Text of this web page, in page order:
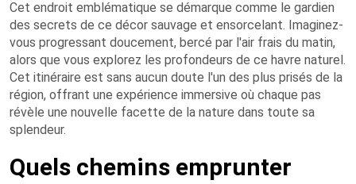
Cet endroit emblématique se démarque comme le gardien
des secrets de ce décor sauvage et ensorcelant. Imaginez-
vous progressant doucement, bercé par l'air frais du matin,
alors que vous explorez les profondeurs de ce havre naturel.
Cet itinéraire est sans aucun doute l'un des plus prisés de la
région, offrant une expérience immersive où chaque pas
révèle une nouvelle facette de la nature dans toute sa
splendeur.
Quels chemins emprunter